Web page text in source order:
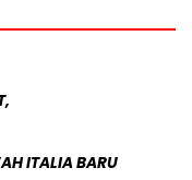
ITALIA BARU